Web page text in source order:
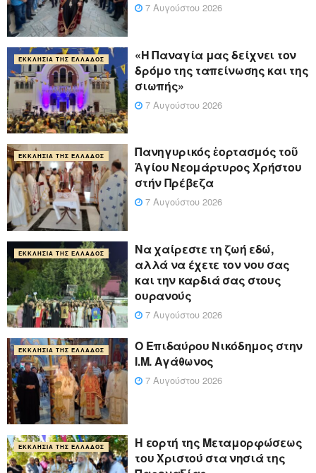
7 Αυγούστου 2026
ΕΚΚΛΗΣΊΑ ΤΗΣ ΕΛΛΆΔΟΣ
«Η Παναγία μας δείχνει τον
δρόμο της ταπείνωσης και της
σιωπής»
7 Αυγούστου 2026
ΕΚΚΛΗΣΊΑ ΤΗΣ ΕΛΛΆΔΟΣ
Πανηγυρικός ἑορτασμός τοῦ
Ἁγίου Νεομάρτυρος Χρήστου
στήν Πρέβεζα
7 Αυγούστου 2026
ΕΚΚΛΗΣΊΑ ΤΗΣ ΕΛΛΆΔΟΣ
Να χαίρεστε τη ζωή εδώ,
αλλά να έχετε τον νου σας
και την καρδιά σας στους
ουρανούς
7 Αυγούστου 2026
ΕΚΚΛΗΣΊΑ ΤΗΣ ΕΛΛΆΔΟΣ
Ο Επιδαύρου Νικόδημος στην
Ι.Μ. Αγάθωνος
7 Αυγούστου 2026
ΕΚΚΛΗΣΊΑ ΤΗΣ ΕΛΛΆΔΟΣ
Η εορτή της Μεταμορφώσεως
του Χριστού στα νησιά της